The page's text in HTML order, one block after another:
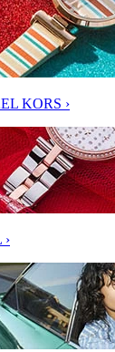
KORS ›
›